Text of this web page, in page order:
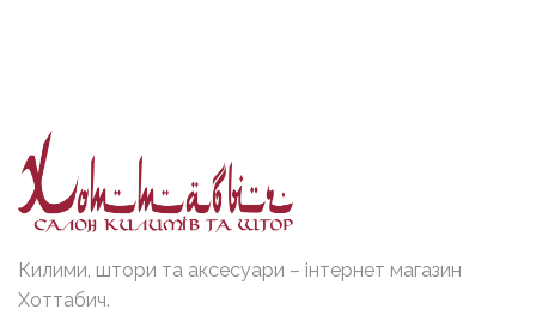
Килими, штори та аксесуари – інтернет магазин
Хоттабич.